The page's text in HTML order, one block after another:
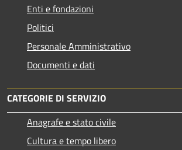
Enti e fondazioni
Politici
Personale Amministrativo
Documenti e dati
CATEGORIE DI SERVIZIO
Anagrafe e stato civile
Cultura e tempo libero